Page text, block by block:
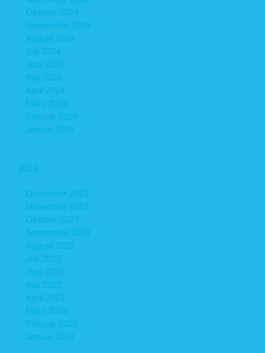
Oktober 2024
September 2024
August 2024
Juli 2024
Juni 2024
Mai 2024
April 2024
März 2024
Februar 2024
Januar 2024
2023
Dezember 2023
November 2023
Oktober 2023
September 2023
August 2023
Juli 2023
Juni 2023
Mai 2023
April 2023
März 2023
Februar 2023
Januar 2023